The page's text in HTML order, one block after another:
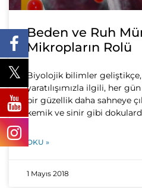
Beden ve Ruh
Mikropların Rolü
Biyolojik bilimler
yaratılışımızla ilgili, her
bir güzellik daha sahneye
kemik ve sinir gibi
OKU »
1 Mayıs 2018